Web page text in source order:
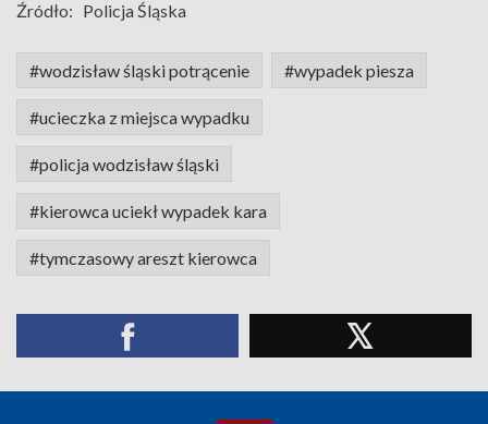
Źródło: Policja Śląska
#wodzisław śląski potrącenie #wypadek piesza
#ucieczka z miejsca wypadku
#policja wodzisław śląski
#kierowca uciekł wypadek kara
#tymczasowy areszt kierowca